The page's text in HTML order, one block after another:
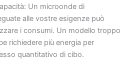
Un microonde di
alle vostre esigenze può
i consumi. Un modello troppo
richiedere più energia per
quantitativo di cibo.